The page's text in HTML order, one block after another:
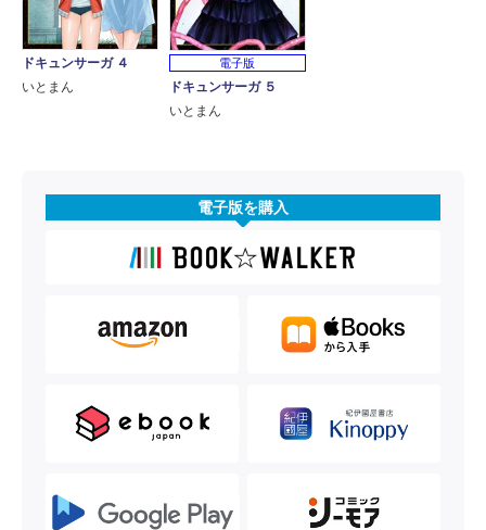
ドキュンサーガ ４
いとまん
電子版
ドキュンサーガ ５
いとまん
電子版を購入